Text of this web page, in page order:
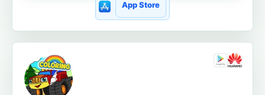
App Store